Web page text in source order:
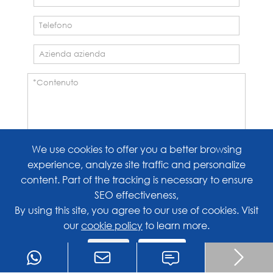
Invia
 
We use cookies to offer you a better browsing
experience, analyze site traffic and personalize
content. Part of the tracking is necessary to ensure
SEO effectiveness,
By using this site, you agree to our use of cookies. Visit
ourcookie policyto learn more.
Reject
Accept